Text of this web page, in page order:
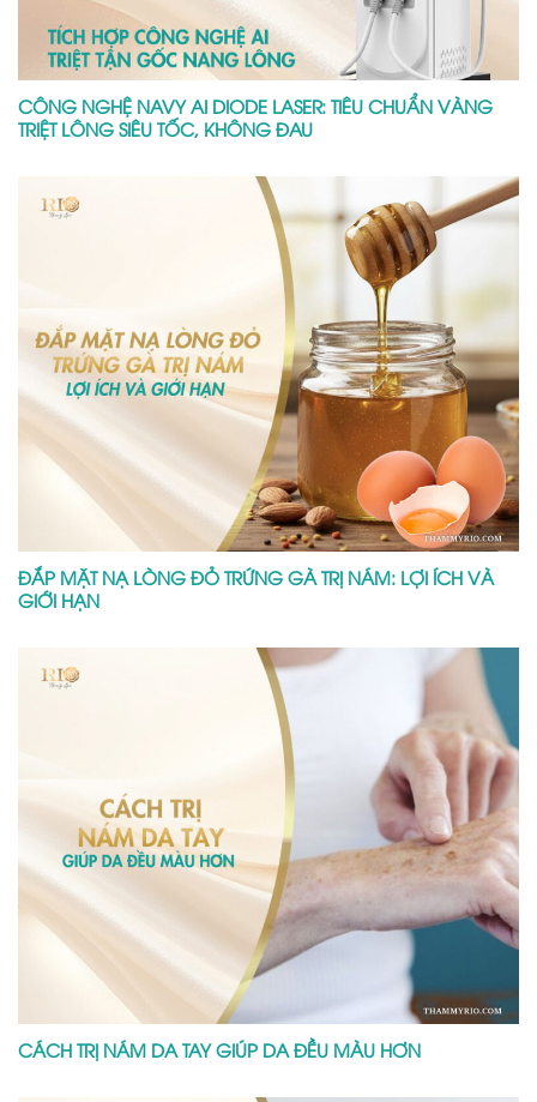
CÔNG NGHỆ NAVY AI DIODE LASER: TIÊU CHUẨN VÀNG
TRIỆT LÔNG SIÊU TỐC, KHÔNG ĐAU
ĐẮP MẶT NẠ LÒNG ĐỎ TRỨNG GÀ TRỊ NÁM: LỢI ÍCH VÀ
GIỚI HẠN
CÁCH TRỊ NÁM DA TAY GIÚP DA ĐỀU MÀU HƠN